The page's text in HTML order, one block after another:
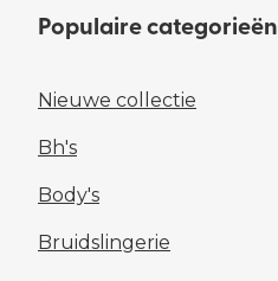
Populaire categorieën
Nieuwe collectie
Bh's
Body's
Bruidslingerie